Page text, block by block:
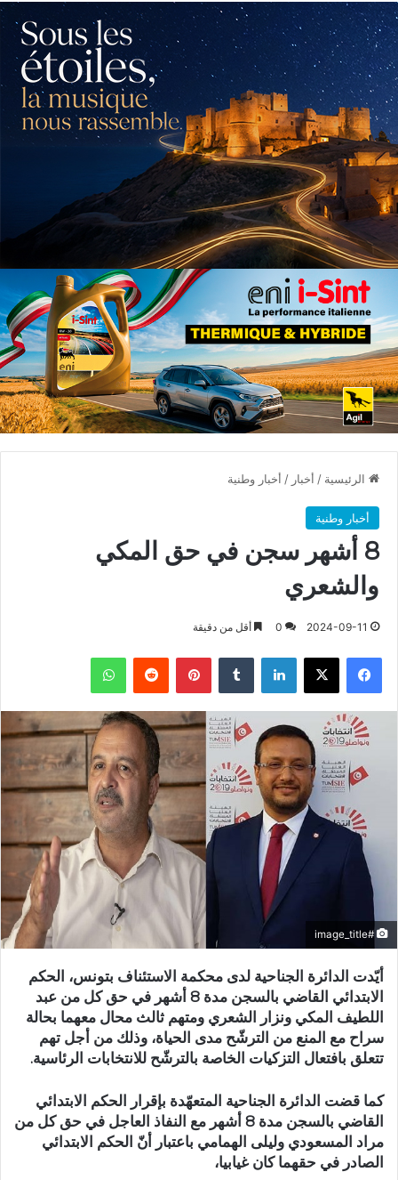
الرئيسية / أخبار / أخبار وطنية
أخبار وطنية
8 أشهر سجن في حق المكي
والشعري
2024-09-11
0 أقل من دقيقة
فيسبوك X لينكدإن بينتيريست واتساب
#image_title
أيّدت الدائرة الجناحية لدى محكمة الاستئناف بتونس، الحكم
الابتدائي القاضي بالسجن مدة 8 أشهر في حق كل من عبد
اللطيف المكي ونزار الشعري ومتهم ثالث محال معهما بحالة
سراح مع المنع من الترشّح مدى الحياة، وذلك من أجل تهم
تتعلق بافتعال التزكيات الخاصة بالترشّح للانتخابات الرئاسية.
كما قضت الدائرة الجناحية المتعهّدة بإقرار الحكم الابتدائي
القاضي بالسجن مدة 8 أشهر مع النفاذ العاجل في حق كل من
مراد المسعودي وليلى الهمامي باعتبار أنّ الحكم الابتدائي
الصادر في حقهما كان غيابيا،